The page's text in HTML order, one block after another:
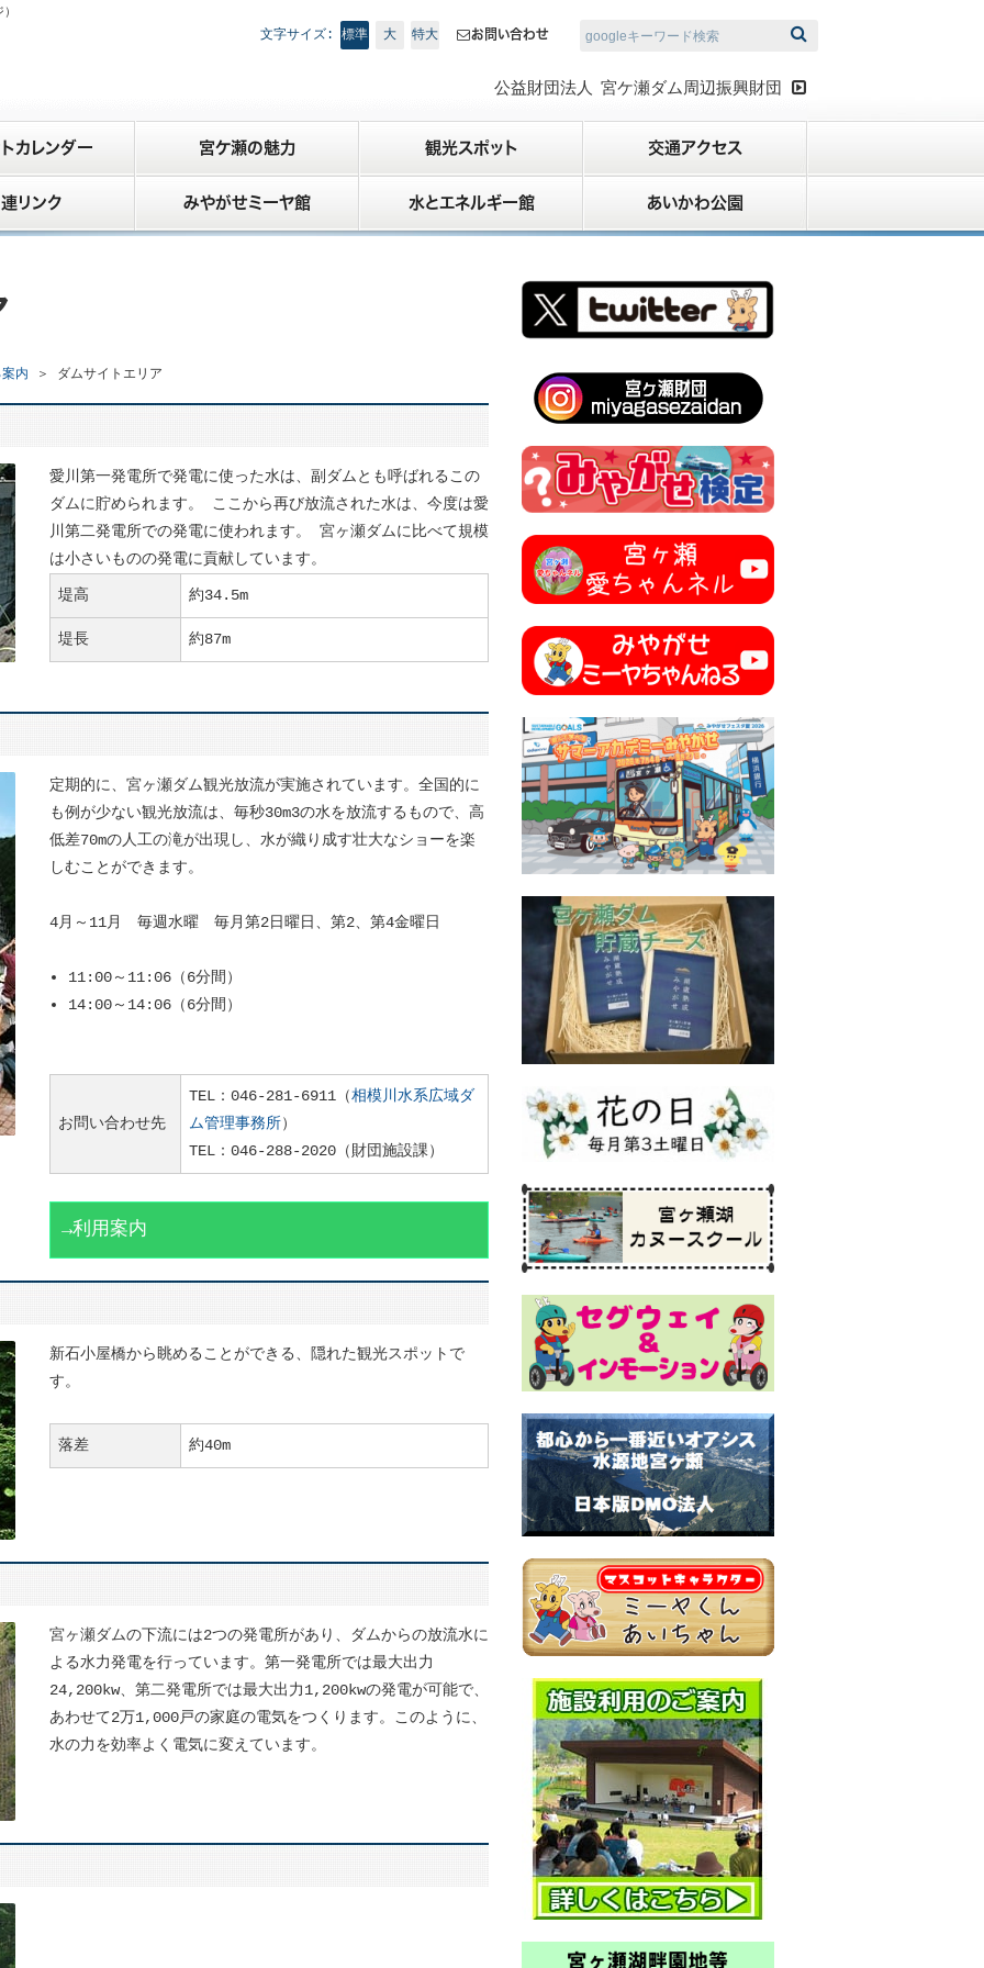
お問い合わせ
公益財団法人 宮ケ瀬ダム周辺振興財団 
文字サイズ: 標準 大 特大
カレンダー 宮ケ瀬の魅力 観光スポット 交通アクセス
リンク みやがせミーヤ館 水とエネルギー館 あいかわ公園
内 ＞ ダムサイトエリア
愛川第一発電所で発電に使った水は、副ダムとも呼ばれるこの
ダムに貯められます。 ここから再び放流された水は、今度は愛
川第二発電所での発電に使われます。 宮ヶ瀬ダムに比べて規模
は小さいものの発電に貢献しています。
堤高 約34.5m
堤長 約87m
定期的に、宮ヶ瀬ダム観光放流が実施されています。全国的に
も例が少ない観光放流は、毎秒30m3の水を放流するもので、高
低差70mの人工の滝が出現し、水が織り成す壮大なショーを楽
しむことができます。
4月～11月 毎週水曜 毎月第2日曜日、第2、第4金曜日
11:00～11:06（6分間）
14:00～14:06（6分間）
お問い合わせ先
TEL：046-281-6911（相模川水系広域ダ
ム管理事務所）
TEL：046-288-2020（財団施設課）
→利用案内
新石小屋橋から眺めることができる、隠れた観光スポットで
す。
落差 約40m
宮ヶ瀬ダムの下流には2つの発電所があり、ダムからの放流水に
よる水力発電を行っています。第一発電所では最大出力
24,200kw、第二発電所では最大出力1,200kwの発電が可能で、
あわせて2万1,000戸の家庭の電気をつくります。このように、
水の力を効率よく電気に変えています。